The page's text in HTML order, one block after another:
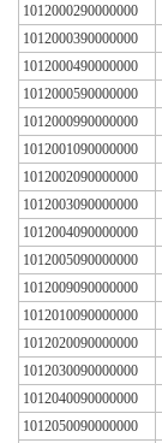
1012000290000000
1012000390000000
1012000490000000
1012000590000000
1012000990000000
1012001090000000
1012002090000000
1012003090000000
1012004090000000
1012005090000000
1012009090000000
1012010090000000
1012020090000000
1012030090000000
1012040090000000
1012050090000000